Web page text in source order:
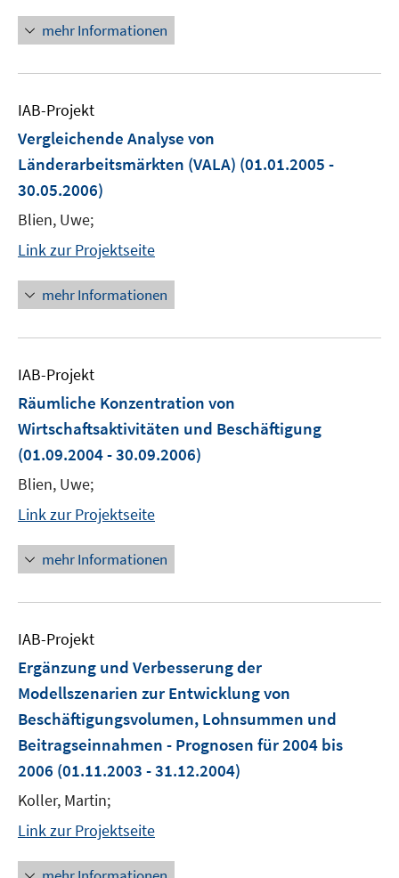
mehr Informationen
IAB-Projekt
Vergleichende Analyse von
Länderarbeitsmärkten (VALA) (01.01.2005 -
30.05.2006)
Blien, Uwe;
Link zur Projektseite
mehr Informationen
IAB-Projekt
Räumliche Konzentration von
Wirtschaftsaktivitäten und Beschäftigung
(01.09.2004 - 30.09.2006)
Blien, Uwe;
Link zur Projektseite
mehr Informationen
IAB-Projekt
Ergänzung und Verbesserung der
Modellszenarien zur Entwicklung von
Beschäftigungsvolumen, Lohnsummen und
Beitragseinnahmen - Prognosen für 2004 bis
2006 (01.11.2003 - 31.12.2004)
Koller, Martin;
Link zur Projektseite